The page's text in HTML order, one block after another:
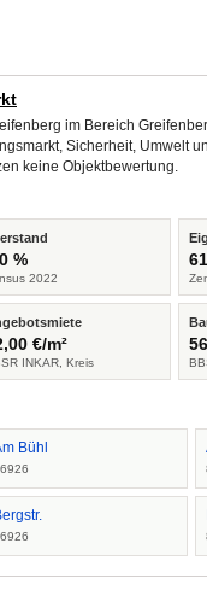
im Bereich
Sicherheit, Umwelt
keine Objektbewertung.
%
2022
€/m²
INKAR, Kreis
Bühl